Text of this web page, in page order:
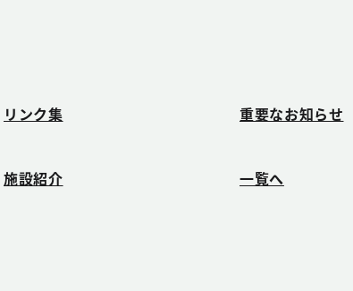
リンク集 重要なお知らせ
施設紹介 一覧へ